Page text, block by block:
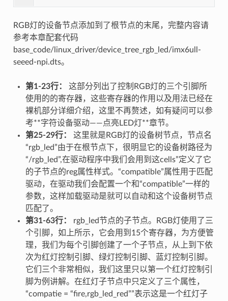
RGB灯的设备节点添加到了根节点的末尾，完整内容请
参考本章配套代码
base_code/linux_driver/device_tree_rgb_led/imx6ull-
seeed-npi.dts。
第1-23行：
这部分列出了控制RGB灯的三个引脚所
使用的的寄存器，这些寄存器的作用以及用法已经在
裸机部分详细介绍，这里不再赘述，如有疑问可以参
考**字符设备驱动——点亮LED灯**章节。
第25-29行：
这里就是RGB灯的设备树节点，节点名
“rgb_led”由于在根节点下，很明显它的设备树路径为
“/rgb_led”,在驱动程序中我们会用到这cells”定义了它
的子节点的reg属性样式。“compatible”属性用于匹配
驱动，在驱动我们会配置一个和“compatible”一样的
参数，这样加载驱动是就可以自动和这个设备树节点
匹配了。
第31-63行：
rgb_led节点的子节点。RGB灯使用了三
个引脚，如上所示，它会用到15个寄存器，为方便管
理，我们为每个引脚创建了一个子节点，从上到下依
次为红灯控制引脚、绿灯控制引脚、蓝灯控制引脚。
它们三个非常相似，我们这里只以第一个红灯控制引
脚为例讲解。在红灯子节点中只定义了三个属性，
“compatie = “fire,rgb_led_red””表示这是一个红灯子